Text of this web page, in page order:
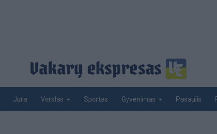
Jūra Verslas Sportas Gyvenimas Pasaulis